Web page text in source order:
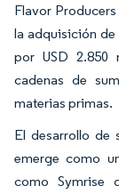
Flavor
la adquisición
por USD 2.850
cadenas de
materias primas.
El desarrollo de
emerge como
como Symrise